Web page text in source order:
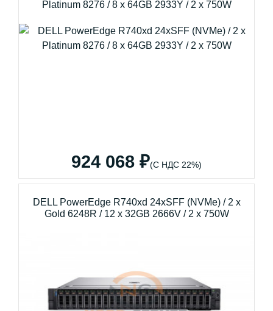
Platinum 8276 / 8 x 64GB 2933Y / 2 x 750W
924 068 ₽(С НДС 22%)
DELL PowerEdge R740xd 24xSFF (NVMe) / 2 x
Gold 6248R / 12 x 32GB 2666V / 2 x 750W